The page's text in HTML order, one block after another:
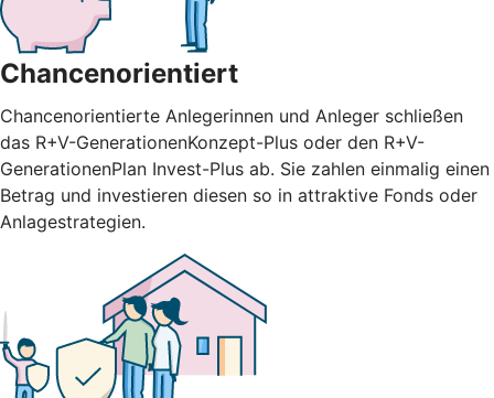
Chancenorientiert
Chancenorientierte Anlegerinnen und Anleger schließen
das R+V-GenerationenKonzept-Plus oder den R+V-
GenerationenPlan Invest-Plus ab. Sie zahlen einmalig einen
Betrag und investieren diesen so in attraktive Fonds oder
Anlagestrategien.